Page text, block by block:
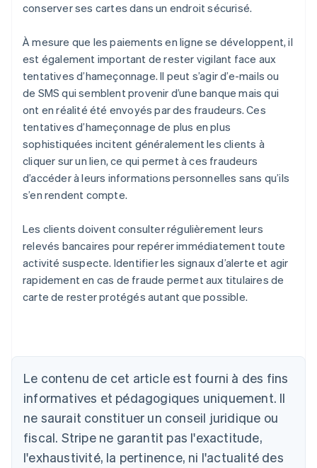
conserver ses cartes dans un endroit sécurisé.
À mesure que les paiements en ligne se développent, il
est également important de rester vigilant face aux
tentatives d’hameçonnage. Il peut s’agir d’e-mails ou
de SMS qui semblent provenir d’une banque mais qui
ont en réalité été envoyés par des fraudeurs. Ces
tentatives d’hameçonnage de plus en plus
sophistiquées incitent généralement les clients à
cliquer sur un lien, ce qui permet à ces fraudeurs
d’accéder à leurs informations personnelles sans qu’ils
s’en rendent compte.
Les clients doivent consulter régulièrement leurs
relevés bancaires pour repérer immédiatement toute
activité suspecte. Identifier les signaux d’alerte et agir
rapidement en cas de fraude permet aux titulaires de
carte de rester protégés autant que possible.
Le contenu de cet article est fourni à des fins
informatives et pédagogiques uniquement. Il
ne saurait constituer un conseil juridique ou
fiscal. Stripe ne garantit pas l'exactitude,
l'exhaustivité, la pertinence, ni l'actualité des
Australie
Autriche
DeutschEnglish
Belgique
Nederlands FrançaisDeutsch English
Brésil
PortuguêsEnglish